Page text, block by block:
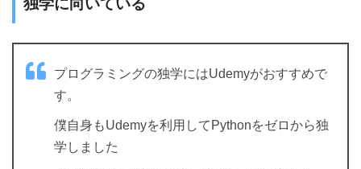
独学に向いている
プログラミングの独学にはUdemyがおすすめで
す。
僕自身もUdemyを利用してPythonをゼロから独
学しました